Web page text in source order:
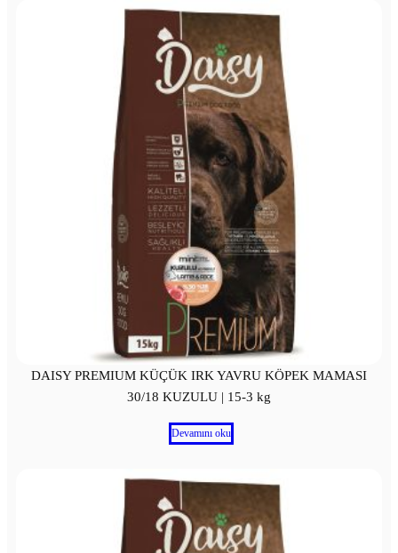
DAISY PREMIUM KÜÇÜK IRK YAVRU KÖPEK MAMASI
30/18 KUZULU | 15-3 kg
Devamını oku